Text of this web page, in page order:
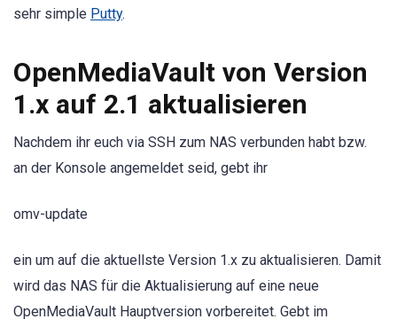
sehr simple Putty.
OpenMediaVault von Version
1.x auf 2.1 aktualisieren
Nachdem ihr euch via SSH zum NAS verbunden habt bzw.
an der Konsole angemeldet seid, gebt ihr
omv-update
ein um auf die aktuellste Version 1.x zu aktualisieren. Damit
wird das NAS für die Aktualisierung auf eine neue
OpenMediaVault Hauptversion vorbereitet. Gebt im